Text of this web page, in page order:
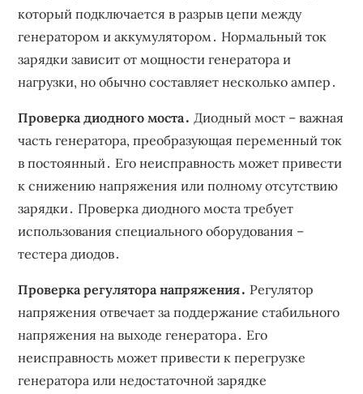
который подключается в разрыв цепи между
генератором и аккумулятором․ Нормальный ток
зарядки зависит от мощности генератора и
нагрузки, но обычно составляет несколько ампер․
Проверка диодного моста․ Диодный мост – важная
часть генератора, преобразующая переменный ток
в постоянный․ Его неисправность может привести
к снижению напряжения или полному отсутствию
зарядки․ Проверка диодного моста требует
использования специального оборудования –
тестера диодов․
Проверка регулятора напряжения․ Регулятор
напряжения отвечает за поддержание стабильного
напряжения на выходе генератора․ Его
неисправность может привести к перегрузке
генератора или недостаточной зарядке